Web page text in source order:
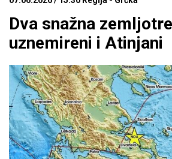
Dva snažna
uznemireni i Atinjani